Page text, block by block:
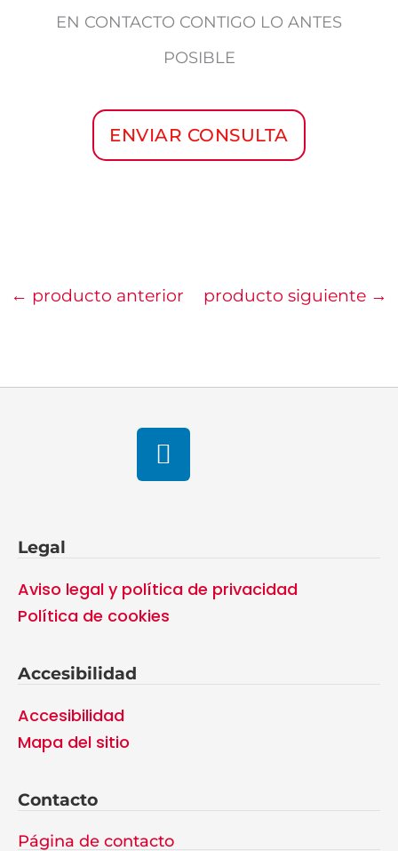
EN CONTACTO CONTIGO LO ANTES
POSIBLE
ENVIAR CONSULTA
← producto anterior producto siguiente →
in
Legal
Aviso legal y política de privacidad
Política de cookies
Accesibilidad
Accesibilidad
Mapa del sitio
Contacto
Página de contacto